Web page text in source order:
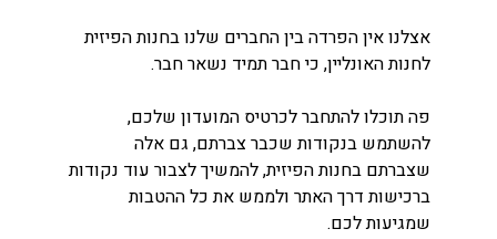
אצלנו אין הפרדה בין החברים שלנו בחנות הפיזית
לחנות האונליין, כי חבר תמיד נשאר חבר.
פה תוכלו להתחבר לכרטיס המועדון שלכם,
להשתמש בנקודות שכבר צברתם, גם אלה
שצברתם בחנות הפיזית, להמשיך לצבור עוד נקודות
ברכישות דרך האתר ולממש את כל ההטבות
שמגיעות לכם.